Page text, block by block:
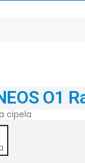
O1